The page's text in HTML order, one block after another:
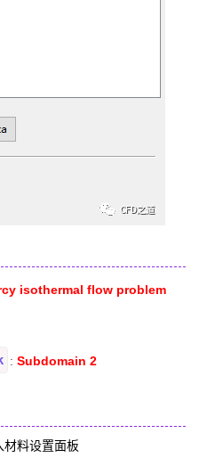
isothermal flow problem
: Subdomain 2
材料设置面板